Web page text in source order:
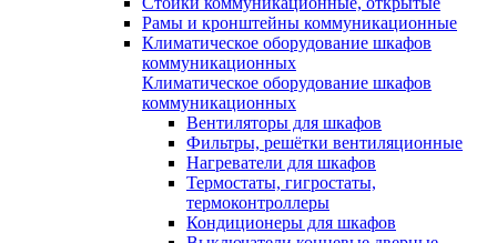
Рамы и кронштейны коммуникационные
Климатическое оборудование шкафов
коммуникационных
Климатическое оборудование шкафов
коммуникационных
Вентиляторы для шкафов
Фильтры, решётки вентиляционные
Нагреватели для шкафов
Термостаты, гигростаты,
термоконтроллеры
Кондиционеры для шкафов